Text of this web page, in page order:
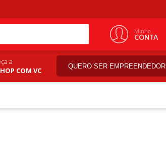
Minha
CONTA
a
COM VC
QUERO SER EMPREENDEDOR